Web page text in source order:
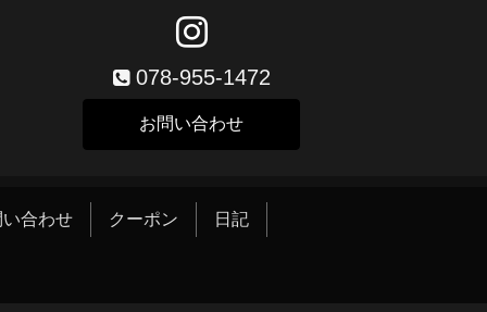
078-955-1472
お問い合わせ
合わせ クーポン 日記